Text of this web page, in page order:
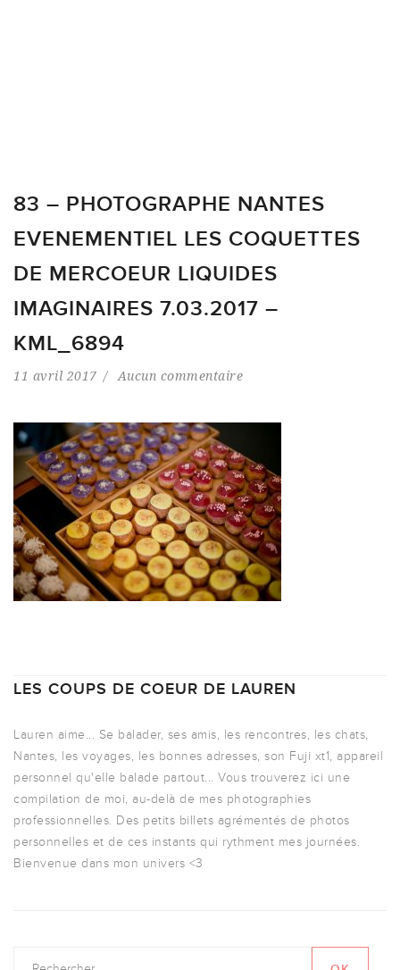
83 – PHOTOGRAPHE NANTES
EVENEMENTIEL LES COQUETTES
DE MERCOEUR LIQUIDES
IMAGINAIRES 7.03.2017 –
KML_6894
11 avril 2017 Aucun commentaire
LES COUPS DE COEUR DE LAUREN
Lauren aime... Se balader, ses amis, les rencontres, les chats,
Nantes, les voyages, les bonnes adresses, son Fuji xt1, appareil
personnel qu'elle balade partout... Vous trouverez ici une
compilation de moi, au-delà de mes photographies
professionnelles. Des petits billets agrémentés de photos
personnelles et de ces instants qui rythment mes journées.
Bienvenue dans mon univers <3